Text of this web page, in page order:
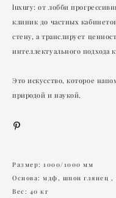
luxury: от лобби
клиник до частных
стену, а транслирует
интеллектуального подхода
Это искусство, которое
природой и наукой.
Размер: 1000/1000 мм
Основа: мдф, шпон глянец ,
Вес: 40 кг